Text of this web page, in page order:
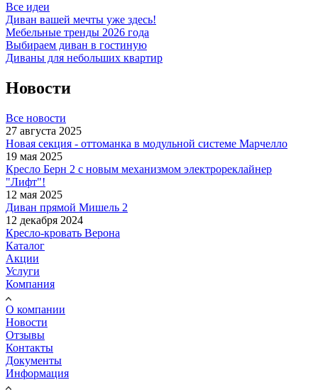
Все идеи
Диван вашей мечты уже здесь!
Мебельные тренды 2026 года
Выбираем диван в гостиную
Диваны для небольших квартир
Новости
Все новости
27 августа 2025
Новая секция - оттоманка в модульной системе Марчелло
19 мая 2025
Кресло Берн 2 с новым механизмом электрореклайнер
"Лифт"!
12 мая 2025
Диван прямой Мишель 2
12 декабря 2024
Кресло-кровать Верона
Каталог
Акции
Услуги
Компания
О компании
Новости
Отзывы
Контакты
Документы
Информация